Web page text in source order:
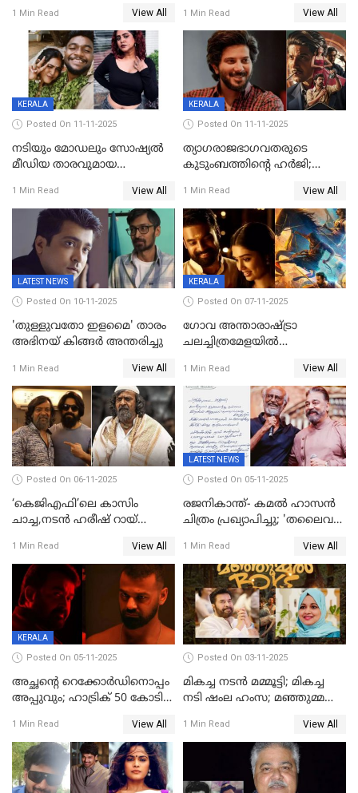
ബിയര്‍ കുപ്പി തലയ്ക്ക് അടിച്ച്
പൊട്ടിക്കുമെന്ന്
ഭീഷണി;അശ്ലീല
മെസേജുകളും വെളിപ്പെടുത്തി
മൃദുല വിജയ്
1 Min Read View All
വില്ലത്തരത്തിന്റെ അങ്ങേയറ്റം;
മമ്മൂട്ടി മാജിക്ക്, കളങ്കാവല്‍
ട്രെയിലര്‍ പുറത്ത്
1 Min Read View All
KERALA
Posted On 11-11-2025
നടിയും മോഡലും സോഷ്യൽ
മീഡിയ താരവുമായ
ഇന്ന്‌ നല്ലൊരു ബിസി ഡേ
ആയിരുന്നുവെന്ന് നന്ദിത
ശങ്കര
1 Min Read View All
KERALA
Posted On 11-11-2025
ത്യാഗരാജഭാഗവതരുടെ
കുടുംബത്തിന്റെ ഹര്‍ജി;
ഹൈക്കോടതി നോട്ടീസ്‌
1 Min Read View All
LATEST NEWS
Posted On 10-11-2025
'തുള്ളുവതോ ഇളമൈ' താരം
അഭിനയ് കിങ്ങർ അന്തരിച്ചു
1 Min Read View All
KERALA
Posted On 07-11-2025
ഗോവ അന്താരാഷ്ട്രാ
ചലച്ചിത്രമേളയില്‍
മലയാളത്തില്‍നിന്ന്
ഏകചിത്രമായി 'എആര്‍എം';
1 Min Read View All
Posted On 06-11-2025
‘കെജിഎഫി’ലെ കാസിം
ചാച്ച,നടൻ ഹരീഷ് റായ്
1 Min Read View All
LATEST NEWS
Posted On 05-11-2025
രജനികാന്ത്- കമൽ ഹാസൻ
ചിത്രം പ്രഖ്യാപിച്ചു; 'തലൈവർ
1 Min Read View All
KERALA
Posted On 05-11-2025
അച്ഛന്റെ റെക്കോർഡിനൊപ്പം
അപ്പുവും; ഹാട്രിക് 50 കോടി
മോഹൻലാൽ, 'ഡീയസ്
ഈറേ' കുതിപ്പ്
1 Min Read View All
Posted On 03-11-2025
മികച്ച നടൻ മമ്മൂട്ടി; മികച്ച
നടി ഷംല ഹംസ; മഞ്ഞുമ്മൽ
1 Min Read View All